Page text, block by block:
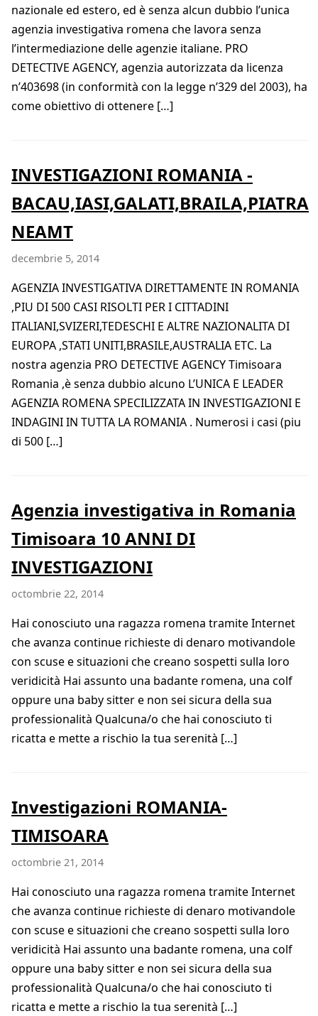
nazionale ed estero, ed è senza alcun dubbio l’unica
agenzia investigativa romena che lavora senza
l’intermediazione delle agenzie italiane. PRO
DETECTIVE AGENCY, agenzia autorizzata da licenza
n’403698 (in conformità con la legge n’329 del 2003), ha
come obiettivo di ottenere […]
INVESTIGAZIONI ROMANIA -
BACAU,IASI,GALATI,BRAILA,PIATRA
NEAMT
decembrie 5, 2014
AGENZIA INVESTIGATIVA DIRETTAMENTE IN ROMANIA
,PIU DI 500 CASI RISOLTI PER I CITTADINI
ITALIANI,SVIZERI,TEDESCHI E ALTRE NAZIONALITA DI
EUROPA ,STATI UNITI,BRASILE,AUSTRALIA ETC. La
nostra agenzia PRO DETECTIVE AGENCY Timisoara
Romania ,è senza dubbio alcuno L’UNICA E LEADER
AGENZIA ROMENA SPECILIZZATA IN INVESTIGAZIONI E
INDAGINI IN TUTTA LA ROMANIA . Numerosi i casi (piu
di 500 […]
Agenzia investigativa in Romania
Timisoara 10 ANNI DI
INVESTIGAZIONI
octombrie 22, 2014
Hai conosciuto una ragazza romena tramite Internet
che avanza continue richieste di denaro motivandole
con scuse e situazioni che creano sospetti sulla loro
veridicità Hai assunto una badante romena, una colf
oppure una baby sitter e non sei sicura della sua
professionalità Qualcuna/o che hai conosciuto ti
ricatta e mette a rischio la tua serenità […]
Investigazioni ROMANIA-
TIMISOARA
octombrie 21, 2014
Hai conosciuto una ragazza romena tramite Internet
che avanza continue richieste di denaro motivandole
con scuse e situazioni che creano sospetti sulla loro
veridicità Hai assunto una badante romena, una colf
oppure una baby sitter e non sei sicura della sua
professionalità Qualcuna/o che hai conosciuto ti
ricatta e mette a rischio la tua serenità […]